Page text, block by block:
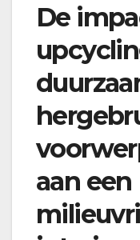
De
aan een